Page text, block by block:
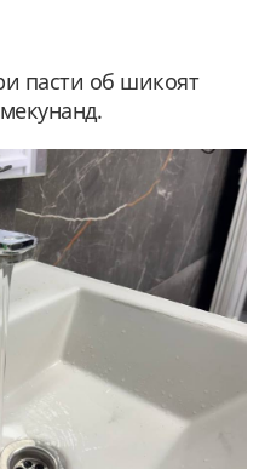
пасти об шикоят